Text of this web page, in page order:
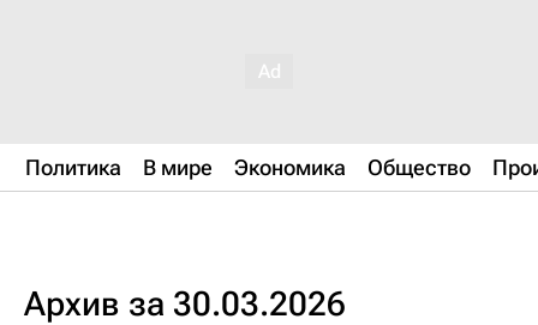
Политика В мире Экономика Общество
Архив за 30.03.2026